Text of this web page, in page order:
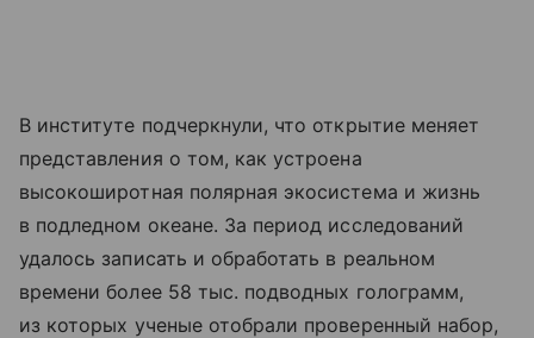
В институте подчеркнули, что открытие меняет
представления о том, как устроена
высокоширотная полярная экосистема и жизнь
в подледном океане. За период исследований
удалось записать и обработать в реальном
времени более 58 тыс. подводных голограмм,
из которых ученые отобрали проверенный набор,